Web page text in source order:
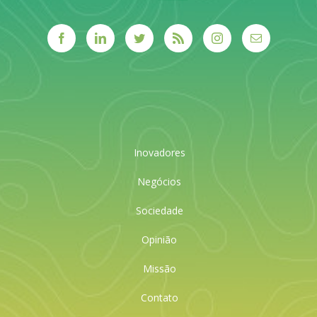
Inovadores
Negócios
Sociedade
Opinião
Missão
Contato